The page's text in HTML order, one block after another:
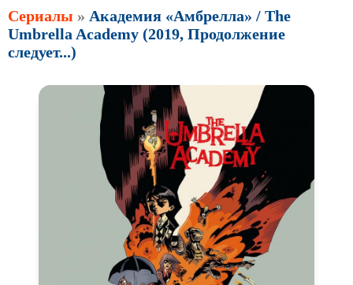
Про хакеров Про хоккей ифигурное
катание
Псевдо документальный Режиссёрская версия
Сверхспособности
Слэшер
Сцены собнажённой натурой
Чёрная комедия
В ожидании
Сериалы » Академия «Амбрелла» / The
Umbrella Academy (2019, Продолжение
следует...)